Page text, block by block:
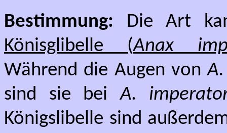
Bestimmung: Die Art
Könisglibelle (Anax
Während die Augen von
sind sie beiA.
Königslibelle sind